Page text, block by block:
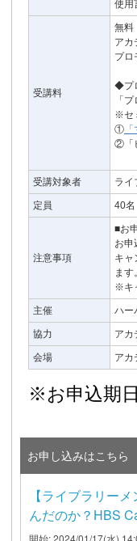
使用
受講料
無料
アカ
プロ
◆プ
「
※セ
①
②「
受講対象者 ライ
定員 40名
注意事項
■お
お申
キャ
ま
※キ
主催 ハー
協力 アカ
会場 アカ
※お申込期